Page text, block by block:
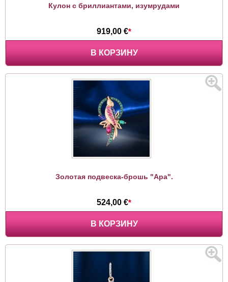
Кулон с бриллиантами, изумрудами
919,00 €*
В КОРЗИНУ
Золотая подвеска-брошь "Ара".
524,00 €*
В КОРЗИНУ